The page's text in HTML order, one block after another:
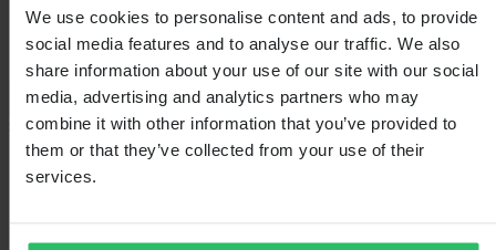
We use cookies to personalise content and ads, to provide
social media features and to analyse our traffic. We also
share information about your use of our site with our social
media, advertising and analytics partners who may
combine it with other information that you’ve provided to
them or that they’ve collected from your use of their
services.
Laden...
SHOPPEN
Algemene Voorwaarden
Betaling